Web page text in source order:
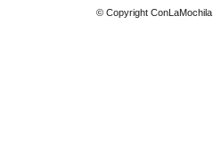
© Copyright ConLaMochila